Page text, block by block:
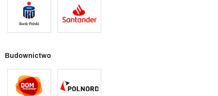
Budownictwo